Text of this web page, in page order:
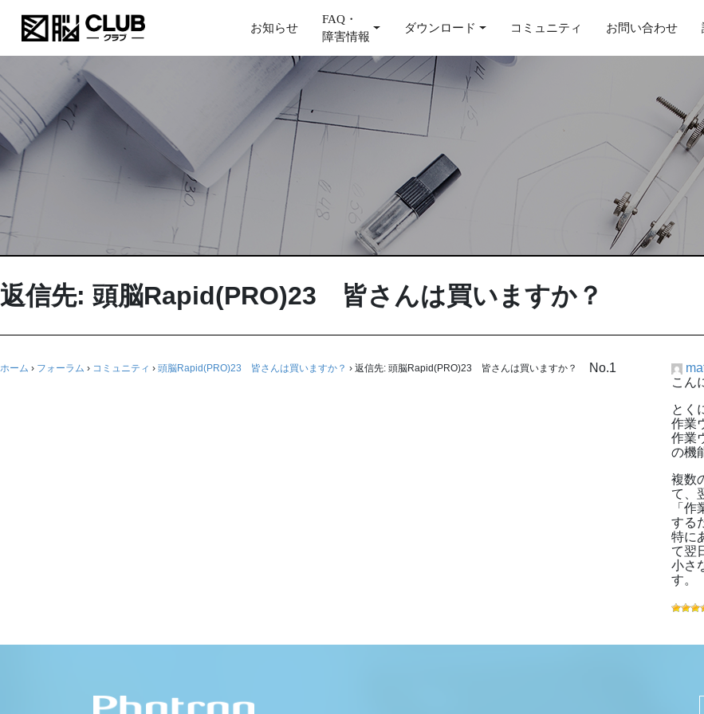
お知らせ
FAQ・
障害情報
ダウンロード コミュニティ お問い合わせ
返信先: 頭脳Rapid(PRO)23 皆さんは買いますか？
ホーム › フォーラム › コミュニティ › 頭脳Rapid(PRO)23 皆さんは買いますか？ › 返信先: 頭脳Rapid(PRO)23 皆さんは買いますか？ No.1
こん
とく
作業
作業
の機
複数
て、
「
する
特に
て翌
小さ
す。